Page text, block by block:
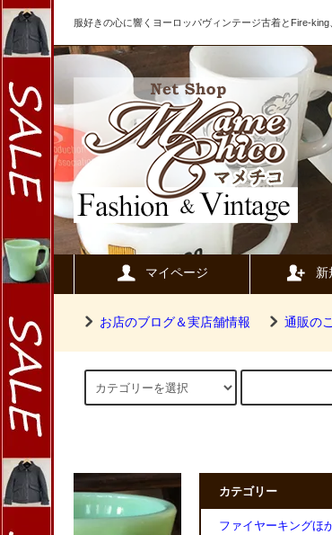
服好きの心に響くヨーロッパヴィンテージ古着とFire-
マイページ 新
お店のブログ＆実店舗情報 通販の
カテゴリー
ファイヤーキングほ